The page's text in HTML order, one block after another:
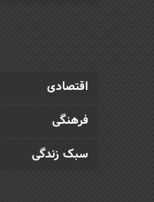
اقتصادی
فرهنگی
سبک زندگی